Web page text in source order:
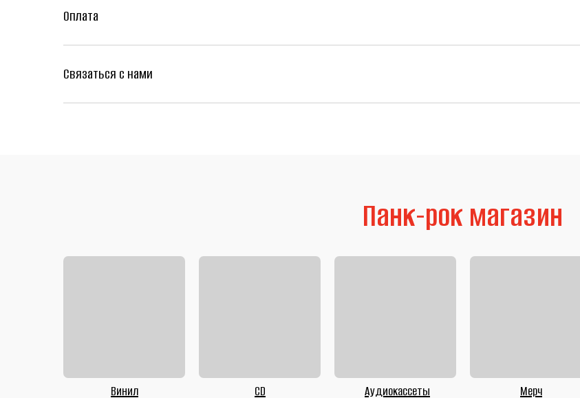
Оплата
Связаться с нами
Винил CD Аудиокассеты Мерч
Панк-рок магазин